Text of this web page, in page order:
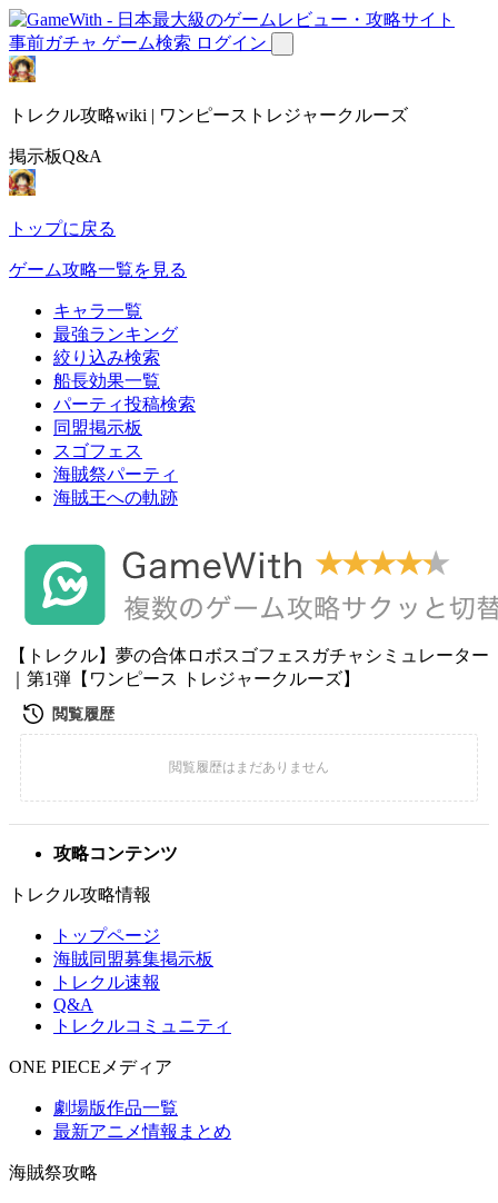
事前ガチャ ゲーム検索 ログイン
トレクル攻略wiki | ワンピーストレジャークルーズ
掲示板Q&A
トップに戻る
ゲーム攻略一覧を見る
キャラ一覧
最強ランキング
絞り込み検索
船長効果一覧
パーティ投稿検索
同盟掲示板
スゴフェス
海賊祭パーティ
海賊王への軌跡
【トレクル】夢の合体ロボスゴフェスガチャシミュレーター
｜第1弾【ワンピース トレジャークルーズ】
攻略コンテンツ
トレクル攻略情報
トップページ
海賊同盟募集掲示板
トレクル速報
Q&A
トレクルコミュニティ
ONE PIECEメディア
劇場版作品一覧
最新アニメ情報まとめ
海賊祭攻略